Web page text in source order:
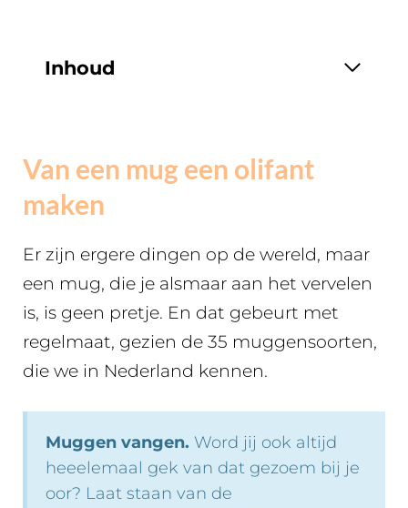
Inhoud
Van een mug een olifant
maken
Er zijn ergere dingen op de wereld, maar
een mug, die je alsmaar aan het vervelen
is, is geen pretje. En dat gebeurt met
regelmaat, gezien de 35 muggensoorten,
die we in Nederland kennen.
Muggen vangen. Word jij ook altijd
heeelemaal gek van dat gezoem bij je
oor? Laat staan van de